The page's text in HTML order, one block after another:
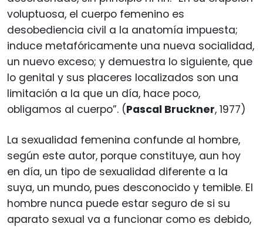
voluptuosa, el cuerpo femenino es
desobediencia civil a la anatomía impuesta;
induce metafóricamente una nueva socialidad,
un nuevo exceso; y demuestra lo siguiente, que
lo genital y sus placeres localizados son una
limitación a la que un día, hace poco,
obligamos al cuerpo”. (Pascal Bruckner, 1977)
La sexualidad femenina confunde al hombre,
según este autor, porque constituye, aun hoy
en día, un tipo de sexualidad diferente a la
suya, un mundo, pues desconocido y temible. El
hombre nunca puede estar seguro de si su
aparato sexual va a funcionar como es debido,